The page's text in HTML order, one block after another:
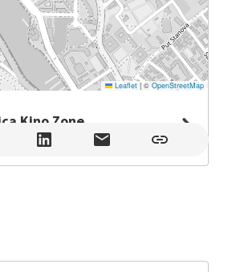
Leaflet |© OpenStreetMap
Kino Zone
, Zadar